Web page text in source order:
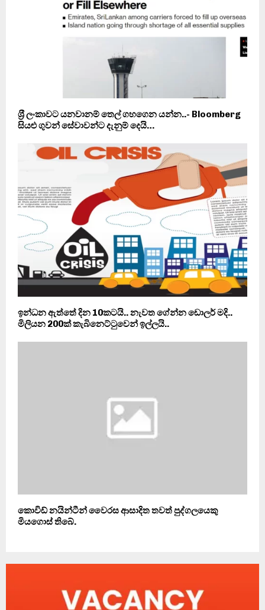
ශ‍්‍රී ලංකාවට යනවානම් තෙල් ගහගෙන යන්න..- Bloomberg
සියළු ගුවන් සේවාවන්ට දැනුම් දෙයි…
ඉන්ධන ඇත්තේ දින 10කටයි.. නැවත ගේන්න ඩොලර් මදි..
මිලියන 200ක් කැබිනෙට්ටුවෙන් ඉල්ලයි..
කොවිඩ් නයින්ටීන් වෛරස ආසාදිත තවත් පුද්ගලයෙකු
මියගොස් තිබේ.